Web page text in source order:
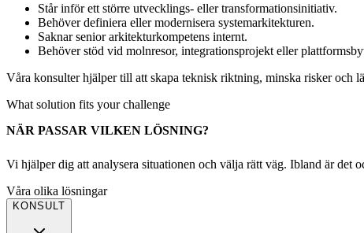
Står inför ett större utvecklings- eller transformationsinitiativ.
Behöver definiera eller modernisera systemarkitekturen.
Saknar senior arkitekturkompetens internt.
Behöver stöd vid molnresor, integrationsprojekt eller
Våra konsulter hjälper till att skapa teknisk riktning, minska risker och
What solution fits your challenge
NÄR PASSAR VILKEN LÖSNING?
Vi hjälper dig att analysera situationen och välja rätt väg. Ibland är det
Våra olika lösningar
KONSULT